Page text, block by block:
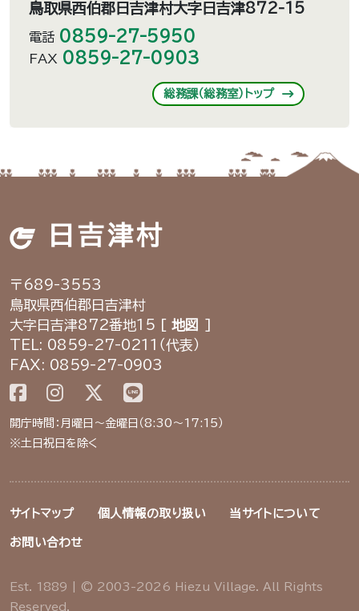
鳥取県西伯郡日吉津村大字日吉津872-15
電話 0859-27-5950
FAX 0859-27-0903
総務課（総務室）トップ
日吉津村
〒689-3553
鳥取県西伯郡日吉津村
大字日吉津872番地15 [ 地図
]
TEL: 0859-27-0211（代表）
FAX: 0859-27-0903
開庁時間：月曜日～金曜日（8:30～17:15）
※土日祝日を除く
サイトマップ 個人情報の取り扱い 当サイトについて
お問い合わせ
Est. 1889 | © 2003-2026 Hiezu Village. All Rights
Reserved.